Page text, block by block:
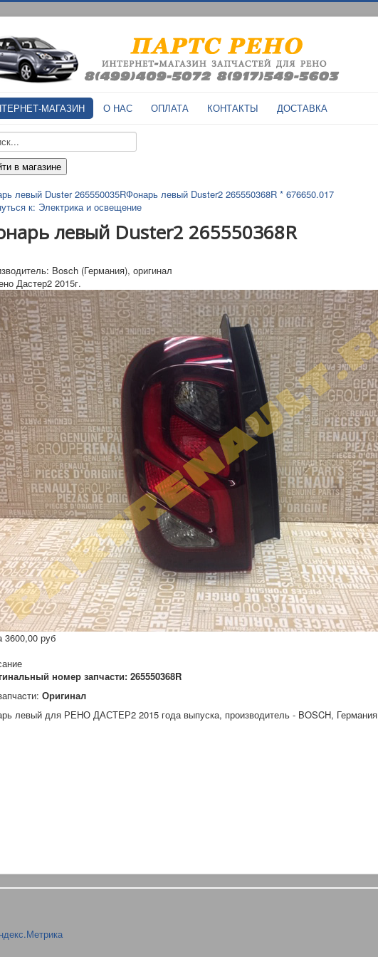
МАГАЗИН О НАС ОПЛАТА КОНТАКТЫ ДОСТАВКА
левый Duster 265550035RФонарь левый Duster2 265550368R * 676650.017
к: Электрика и освещение
левый Duster2 265550368R
Bosch (Германия), оригинал
Дастер2 2015г.
3600,00 руб
номер запчасти: 265550368R
Оригинал
левый для РЕНО ДАСТЕР2 2015 года выпуска, производитель - BOSCH, Германия